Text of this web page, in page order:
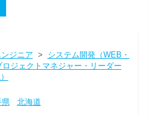
ンジニア > システム開発（WEB・
ロジェクトマネジャー・リーダー
県
北海道